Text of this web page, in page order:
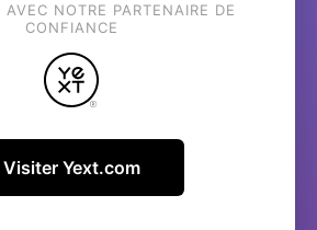
NOTRE PARTENAIRE DE
CONFIANCE
Visiter Yext.com